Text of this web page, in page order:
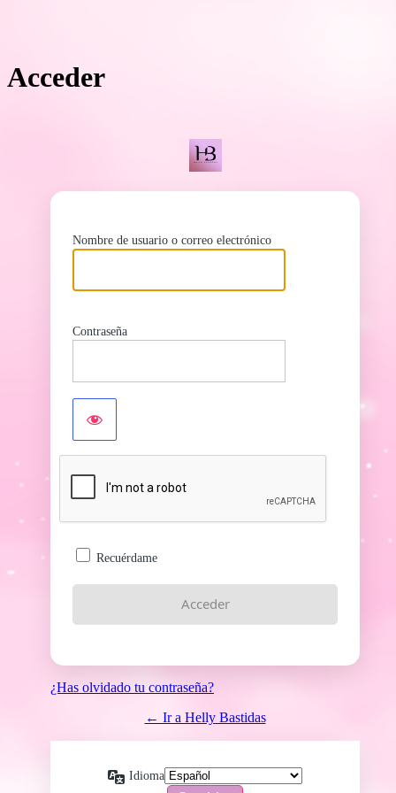
Acceder
Nombre de usuario o correo electrónico
Contraseña
Recuérdame
¿Has olvidado tu contraseña?
← Ir a Helly Bastidas
Idioma